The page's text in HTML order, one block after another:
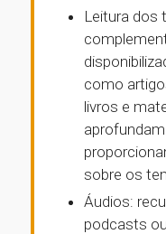
Leitura dos
como
livros e
sobre os
Áudios:
podcasts